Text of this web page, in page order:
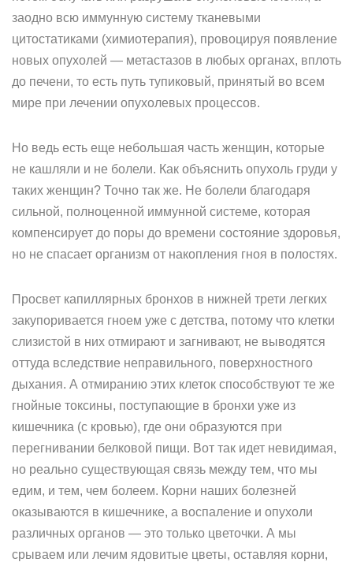
заодно всю иммунную систему тканевыми
цитостатиками (химиотерапия), провоцируя появление
новых опухолей — метастазов в любых органах, вплоть
до печени, то есть путь тупиковый, принятый во всем
мире при лечении опухолевых процессов.
Но ведь есть еще небольшая часть женщин, которые
не кашляли и не болели. Как объяснить опухоль груди у
таких женщин? Точно так же. Не болели благодаря
сильной, полноценной иммунной системе, которая
компенсирует до поры до времени состояние здоровья,
но не спасает организм от накопления гноя в полостях.
Просвет капиллярных бронхов в нижней трети легких
закупоривается гноем уже с детства, потому что клетки
слизистой в них отмирают и загнивают, не выводятся
оттуда вследствие неправильного, поверхностного
дыхания. А отмиранию этих клеток способствуют те же
гнойные токсины, поступающие в бронхи уже из
кишечника (с кровью), где они образуются при
перегнивании белковой пищи. Вот так идет невидимая,
но реально существующая связь между тем, что мы
едим, и тем, чем болеем. Корни наших болезней
оказываются в кишечнике, а воспаление и опухоли
различных органов — это только цветочки. А мы
срываем или лечим ядовитые цветы, оставляя корни,